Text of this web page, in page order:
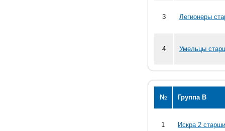
3 Легионеры
4 Умельцы
№ Группа В
1 Искра 2